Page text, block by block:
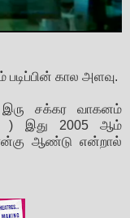
கால அளவு.
இரு சக்கர வாகனம்
) இது 2005 ஆம்
ஆண்டு என்றால்